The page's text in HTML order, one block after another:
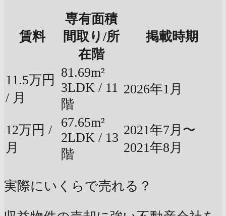
賃料
専有面積
間取り/所
在階
掲載時期
11.5万円
/ 月
81.69m²
3LDK / 11
階
2026年1月
12万円 /
月
67.65m²
2LDK / 13
階
2021年7月〜
2021年8月
実際にいくらで売れる？